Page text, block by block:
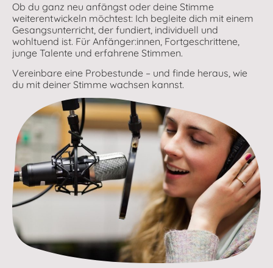
Ob du ganz neu anfängst oder deine Stimme
weiterentwickeln möchtest: Ich begleite dich mit einem
Gesangsunterricht, der fundiert, individuell und
wohltuend ist. Für Anfänger:innen, Fortgeschrittene,
junge Talente und erfahrene Stimmen.
Vereinbare eine Probestunde – und finde heraus, wie
du mit deiner Stimme wachsen kannst.